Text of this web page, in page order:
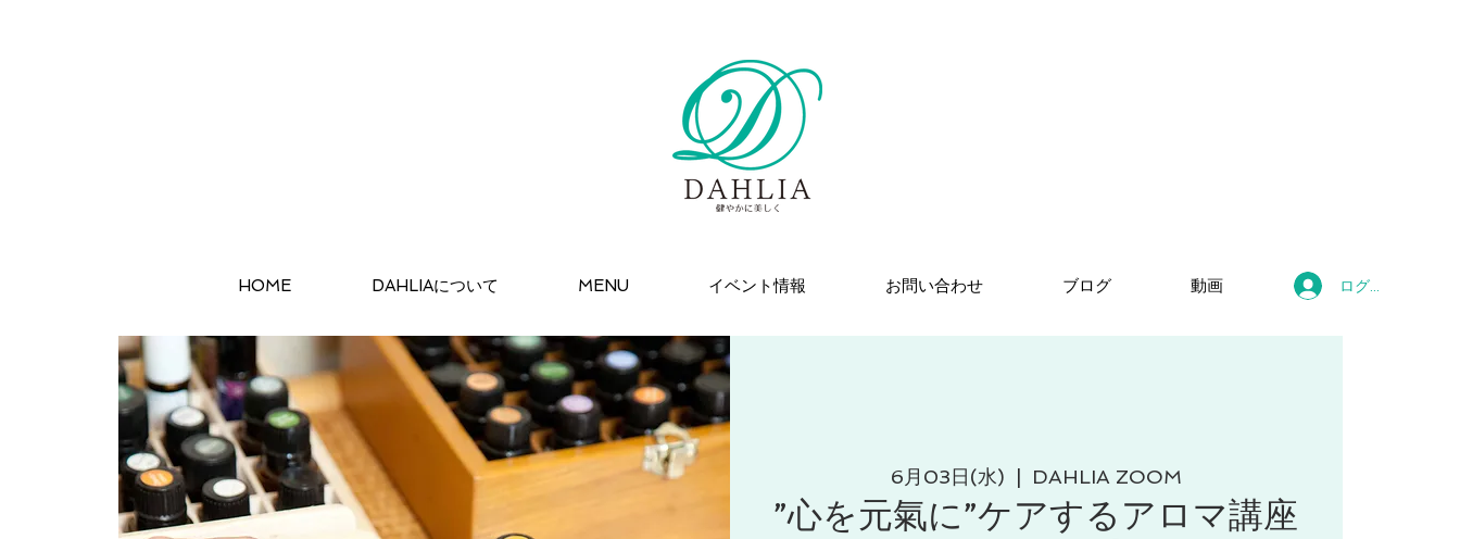
HOME DAHLIAについて MENU イベント情報 お問い合わせ ブログ 動画 ログイン
6月03日(水) DAHLIA ZOOM
”心を元氣に”ケアするアロマ講座